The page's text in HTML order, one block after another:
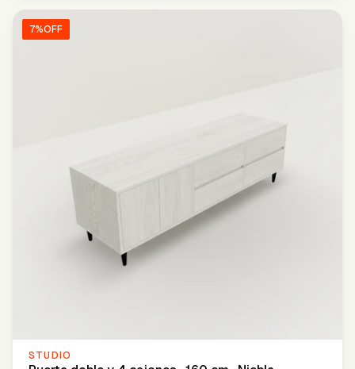
7%OFF
STUDIO